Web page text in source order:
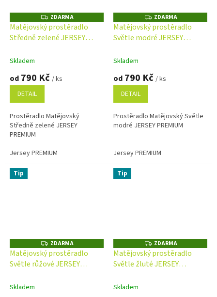
Z
D
A
R
ZDARMA
Matějovský prostěradlo
Středně zelené JERSEY
Skladem
od 790 Kč / ks
DETAIL
Prostěradlo Matějovský
Středně zelené JERSEY
PREMIUM
Jersey PREMIUM
Z
D
A
R
ZDARMA
Matějovský prostěradlo
Světle modré JERSEY
Skladem
od 790 Kč / ks
DETAIL
Prostěradlo Matějovský Světle
modré JERSEY PREMIUM
Jersey PREMIUM
Tip
Z
D
A
R
ZDARMA
Matějovský prostěradlo
Světle růžové JERSEY
Skladem
Tip
Z
D
A
R
ZDARMA
Matějovský prostěradlo
Světle žluté JERSEY
Skladem